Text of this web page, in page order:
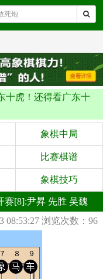
十虎！还得看广东十
象棋中局
比赛棋谱
象棋技巧
赛[8]:尹昇 先胜 吴魏
08:53:27 浏览次数：96